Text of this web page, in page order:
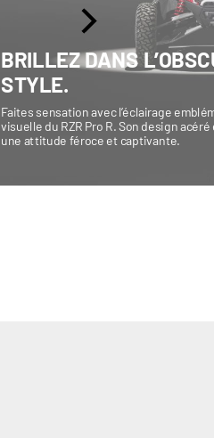
BRILLEZ DANS
STYLE.
Faites sensation avec l’éclairage
visuelle du RZR Pro R. Son design
une attitude féroce et captivante.